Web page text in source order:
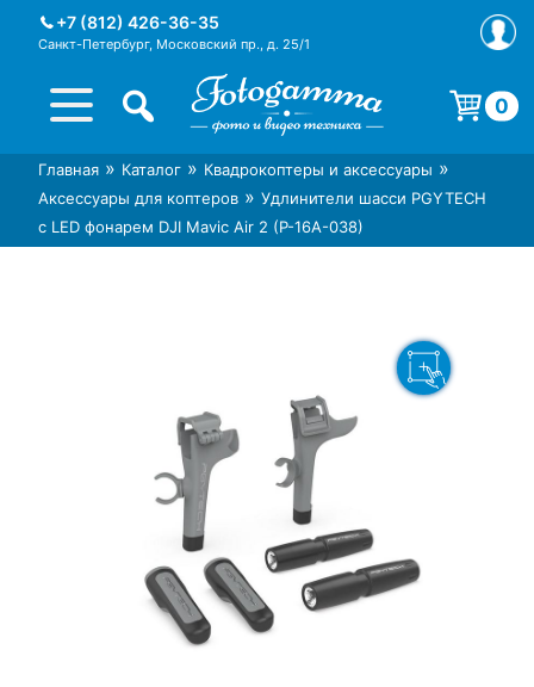
+7 (812) 426-36-35
Санкт-Петербург, Московский пр., д. 25/1
Интернет-магазин фототехники
Foto-Gamma в СПб
Магазин фотоаксессуаров foto-
gamma.ru
0
Корзина пуста.
Главная » Каталог » Квадрокоптеры и аксессуары »
Аксессуары для коптеров » Удлинители шасси PGYTECH
c LED фонарем DJI Mavic Air 2 (P-16A-038)